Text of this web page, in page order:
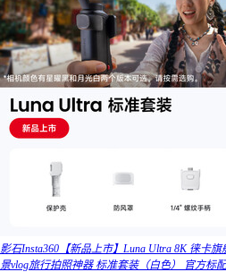
影石Insta360【新品上市】Luna Ultra 8K 徕卡
景vlog旅行拍照神器 标准套装（白色） 官方标